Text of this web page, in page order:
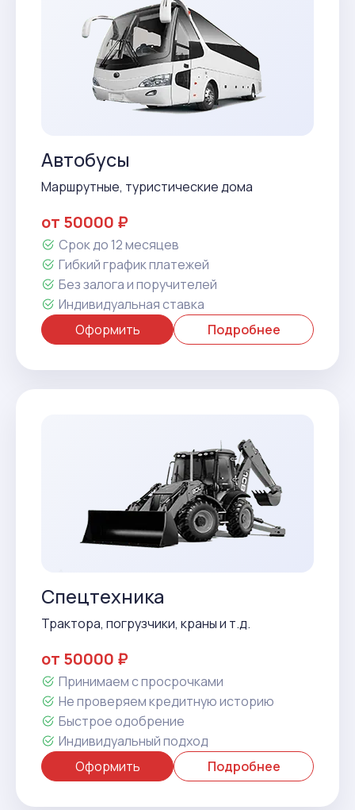
Автобусы
Маршрутные, туристические дома
от 50000 ₽
Срок до 12 месяцев
Гибкий график платежей
Без залога и поручителей
Индивидуальная ставка
Оформить
Подробнее
Спецтехника
Трактора, погрузчики, краны и т.д.
от 50000 ₽
Принимаем с просрочками
Не проверяем кредитную историю
Быстрое одобрение
Индивидуальный подход
Оформить
Подробнее